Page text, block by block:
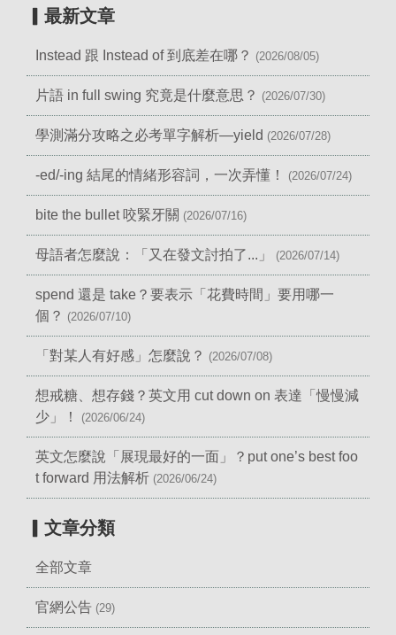
▎最新文章
Instead 跟 Instead of 到底差在哪？ (2026/08/05)
片語 in full swing 究竟是什麼意思？ (2026/07/30)
學測滿分攻略之必考單字解析—yield (2026/07/28)
-ed/-ing 結尾的情緒形容詞，一次弄懂！ (2026/07/24)
bite the bullet 咬緊牙關 (2026/07/16)
母語者怎麼說：「又在發文討拍了...」 (2026/07/14)
spend 還是 take？要表示「花費時間」要用哪一
個？ (2026/07/10)
「對某人有好感」怎麼說？ (2026/07/08)
想戒糖、想存錢？英文用 cut down on 表達「慢慢減
少」！
(2026/06/24)
英文怎麼說「展現最好的一面」？put one’s best foo
t forward 用法解析 (2026/06/24)
▎文章分類
全部文章
官網公告 (29)